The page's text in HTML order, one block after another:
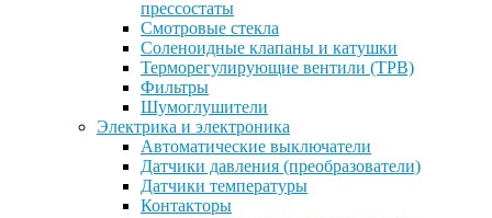
прессостаты
Смотровые стекла
Соленоидные клапаны и катушки
Терморегулирующие вентили (ТРВ)
Фильтры
Шумоглушители
Электрика и электроника
Автоматические выключатели
Датчики давления (преобразователи)
Датчики температуры
Контакторы